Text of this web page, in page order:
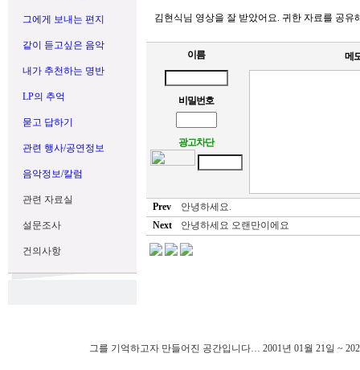
그에게 보내는 편지
같이 듣고싶은 음악
내가 추천하는 명반
LP의 추억
묻고 답하기
관련 행사/공연정보
음악정보/칼럼
관련 자료실
설문조사
건의사항
김현식님 영상을 잘 받았어요. 귀한 자료를 공유
이름 메
비밀번호
광고차단
Prev
안녕하세요.
Next
안녕하세요 오랜만이에요
그를 기억하고자 만들어진 공간입니다… 2001년 01월 21일 ~